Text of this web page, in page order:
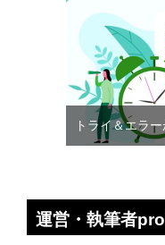
トライ＆エラ
運営・執筆者